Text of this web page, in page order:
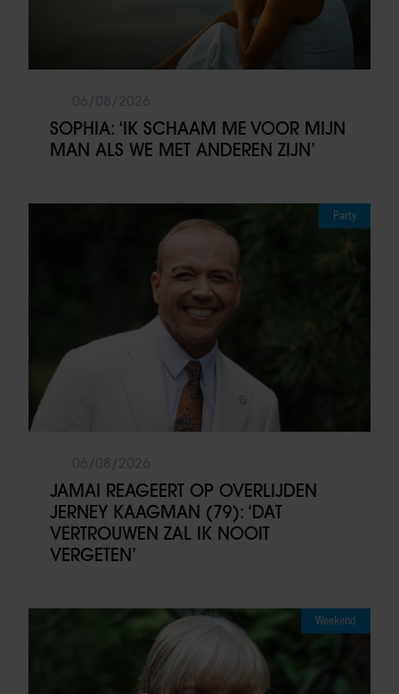
SOPHIA: ‘IK SCHAAM ME VOOR MIJN
MAN ALS WE MET ANDEREN ZIJN’
Party
JAMAI REAGEERT OP OVERLIJDEN
JERNEY KAAGMAN (79): ‘DAT
VERTROUWEN ZAL IK NOOIT
VERGETEN’
Weekend